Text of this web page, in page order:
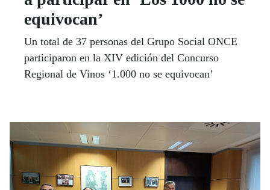
equivocan’
Un total de 37 personas del Grupo Social ONCE
participaron en la XIV edición del Concurso
Regional de Vinos ‘1.000 no se equivocan’